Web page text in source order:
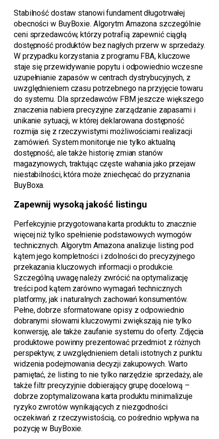
Stabilność dostaw stanowi fundament długotrwałej
obecności w BuyBoxie. Algorytm Amazona szczególnie
ceni sprzedawców, którzy potrafią zapewnić ciągłą
dostępność produktów bez nagłych przerw w sprzedaży.
W przypadku korzystania z programu FBA, kluczowe
staje się przewidywanie popytu i odpowiednio wczesne
uzupełnianie zapasów w centrach dystrybucyjnych, z
uwzględnieniem czasu potrzebnego na przyjęcie towaru
do systemu. Dla sprzedawców FBM jeszcze większego
znaczenia nabiera precyzyjne zarządzanie zapasami i
unikanie sytuacji, w której deklarowana dostępność
rozmija się z rzeczywistymi możliwościami realizacji
zamówień. System monitoruje nie tylko aktualną
dostępność, ale także historię zmian stanów
magazynowych, traktując częste wahania jako przejaw
niestabilności, która może zniechęcać do przyznania
BuyBoxa.
Zapewnij wysoką jakość listingu
Perfekcyjnie przygotowana karta produktu to znacznie
więcej niż tylko spełnienie podstawowych wymogów
technicznych. Algorytm Amazona analizuje listing pod
kątem jego kompletności i zdolności do precyzyjnego
przekazania kluczowych informacji o produkcie.
Szczególną uwagę należy zwrócić na optymalizację
treści pod kątem zarówno wymagań technicznych
platformy, jak i naturalnych zachowań konsumentów.
Pełne, dobrze sformatowane opisy z odpowiednio
dobranymi słowami kluczowymi zwiększają nie tylko
konwersję, ale także zaufanie systemu do oferty. Zdjęcia
produktowe powinny prezentować przedmiot z różnych
perspektyw, z uwzględnieniem detali istotnych z punktu
widzenia podejmowania decyzji zakupowych. Warto
pamiętać, że listing to nie tylko narzędzie sprzedaży, ale
także filtr precyzyjnie dobierający grupę docelową –
dobrze zoptymalizowana karta produktu minimalizuje
ryzyko zwrotów wynikających z niezgodności
oczekiwań z rzeczywistością, co pośrednio wpływa na
pozycję w BuyBoxie.